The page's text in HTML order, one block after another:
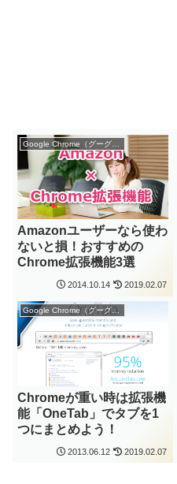
Amazonユーザーなら使わ
ないと損！おすすめの
Chrome拡張機能3選
2014.10.14 2019.02.07
Google Chrome（グーグル クローム）
Chromeが重い時は拡張機
能「OneTab」でタブを1
つにまとめよう！
2013.06.12 2019.02.07